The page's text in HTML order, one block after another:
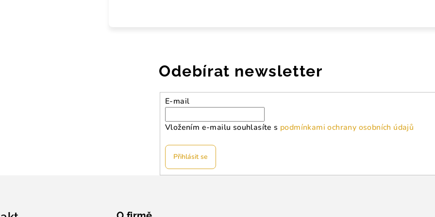
Odebírat newsletter
E-mail
Vložením e-mailu souhlasíte s podmínkami ochrany osobních údajů
Přihlásit se